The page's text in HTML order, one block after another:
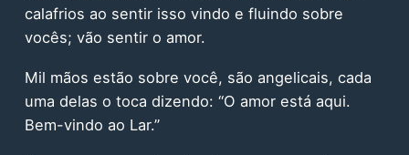
calafrios ao sentir isso vindo e fluindo sobre
vocês; vão sentir o amor.
Mil mãos estão sobre você, são angelicais, cada
uma delas o toca dizendo: “O amor está aqui.
Bem-vindo ao Lar.”